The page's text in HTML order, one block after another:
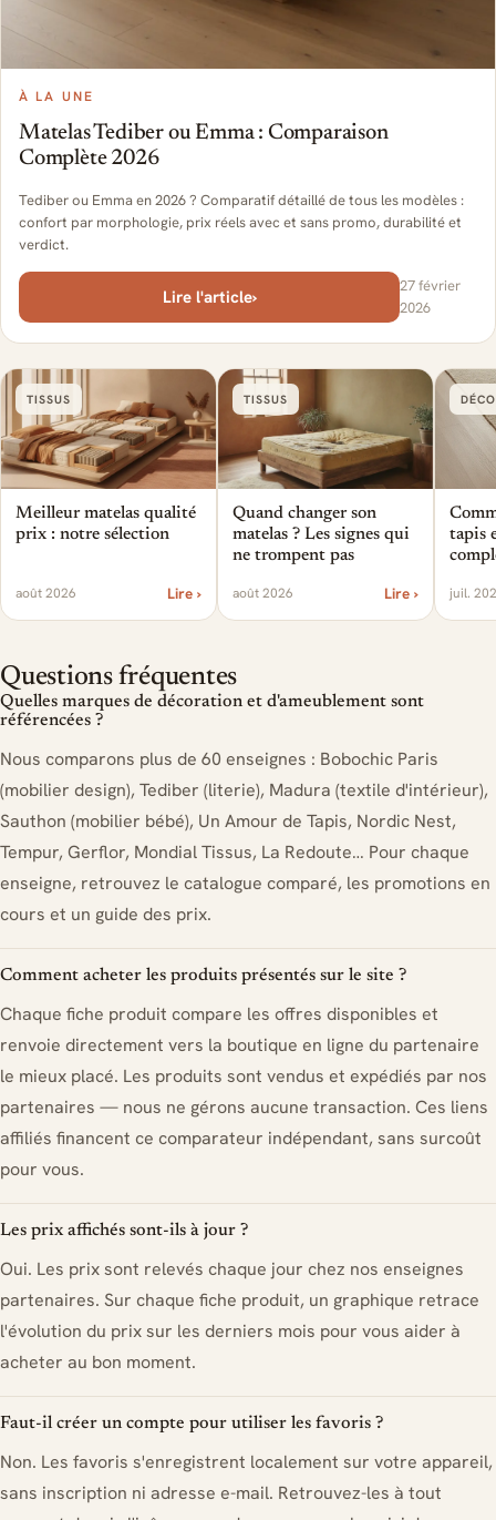
À LA UNE
Matelas Tediber ou Emma : Comparaison
Complète 2026
Tediber ou Emma en 2026 ? Comparatif détaillé de tous les modèles :
confort par morphologie, prix réels avec et sans promo, durabilité et
verdict.
Lire l'article›
27 février
2026
TISSUS
Meilleur matelas qualité
prix : notre sélection
août 2026 Lire ›
TISSUS
Quand changer son
matelas ? Les signes qui
ne trompent pas
août 2026 Lire ›
tapis
juil.
Questions fréquentes
Quelles marques de décoration et d'ameublement sont
référencées ?
Nous comparons plus de 60 enseignes : Bobochic Paris
(mobilier design), Tediber (literie), Madura (textile d'intérieur),
Sauthon (mobilier bébé), Un Amour de Tapis, Nordic Nest,
Tempur, Gerflor, Mondial Tissus, La Redoute… Pour chaque
enseigne, retrouvez le catalogue comparé, les promotions en
cours et un guide des prix.
Comment acheter les produits présentés sur le site ?
Chaque fiche produit compare les offres disponibles et
renvoie directement vers la boutique en ligne du partenaire
le mieux placé. Les produits sont vendus et expédiés par nos
partenaires — nous ne gérons aucune transaction. Ces liens
affiliés financent ce comparateur indépendant, sans surcoût
pour vous.
Les prix affichés sont-ils à jour ?
Oui. Les prix sont relevés chaque jour chez nos enseignes
partenaires. Sur chaque fiche produit, un graphique retrace
l'évolution du prix sur les derniers mois pour vous aider à
acheter au bon moment.
Faut-il créer un compte pour utiliser les favoris ?
Non. Les favoris s'enregistrent localement sur votre appareil,
sans inscription ni adresse e-mail. Retrouvez-les à tout